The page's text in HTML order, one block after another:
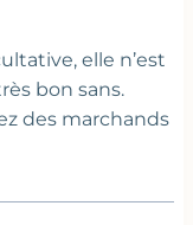
elle n’est
bon sans.
des marchands